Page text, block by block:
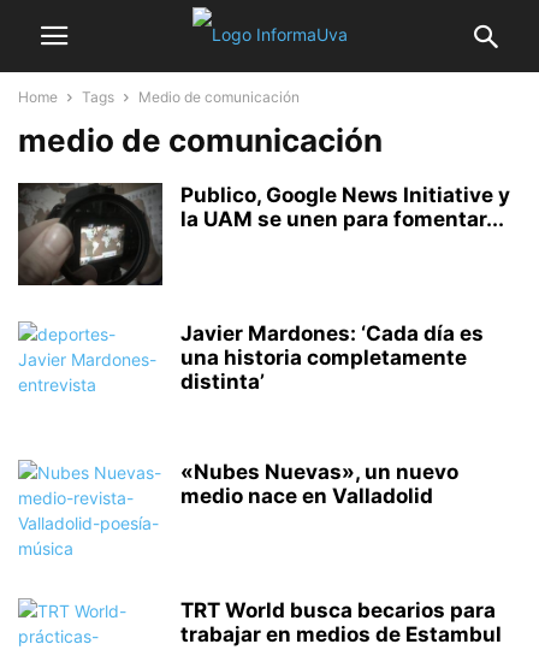
Home Tags Medio de comunicación
medio de comunicación
Publico, Google News Initiative y
la UAM se unen para fomentar...
Javier Mardones: ‘Cada día es
una historia completamente
distinta’
«Nubes Nuevas», un nuevo
medio nace en Valladolid
TRT World busca becarios para
trabajar en medios de Estambul